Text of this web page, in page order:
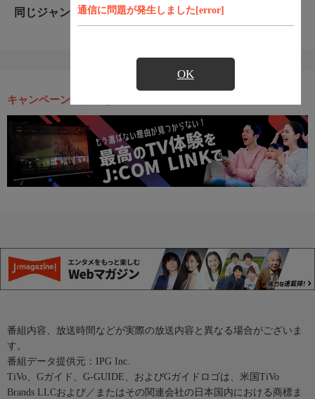
通信に問題が発生しました[error]
OK
同じジャンルのおすすめ番組
キャンペーン・お得な情報
番組内容、放送時間などが実際の放送内容と異なる場合がございま
す。
番組データ提供元：IPG Inc.
TiVo、Gガイド、G-GUIDE、およびGガイドロゴは、米国TiVo
Brands LLCおよび／またはその関連会社の日本国内における商標ま